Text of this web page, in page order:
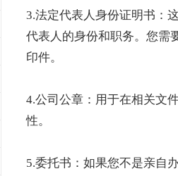
3.法定代表人身份证明书：
代表人的身份和职务。您需
印件。
4.公司公章：用于在相关文
性。
5.委托书：如果您不是亲自